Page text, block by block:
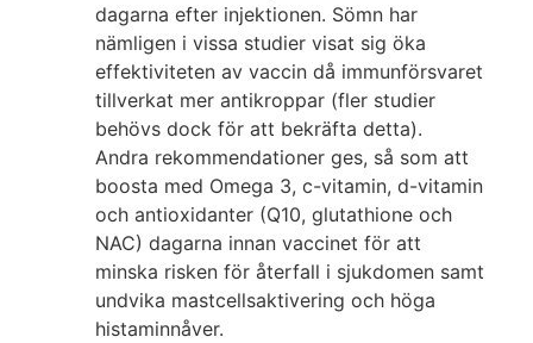
dagarna efter injektionen. Sömn har
nämligen i vissa studier visat sig öka
effektiviteten av vaccin då immunförsvaret
tillverkat mer antikroppar (fler studier
behövs dock för att bekräfta detta).
Andra rekommendationer ges, så som att
boosta med Omega 3, c-vitamin, d-vitamin
och antioxidanter (Q10, glutathione och
NAC) dagarna innan vaccinet för att
minska risken för återfall i sjukdomen samt
undvika mastcellsaktivering och höga
histaminnåver.